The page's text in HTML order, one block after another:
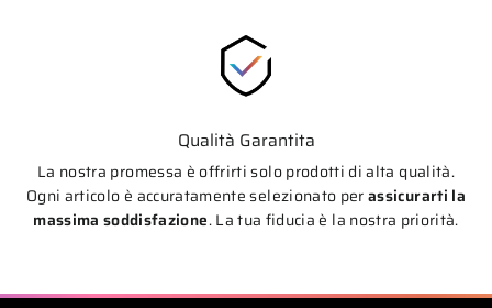
Qualità Garantita
La nostra promessa è offrirti solo prodotti di alta qualità.
Ogni articolo è accuratamente selezionato perassicurarti la
massima soddisfazione. La tua fiducia è la nostra priorità.